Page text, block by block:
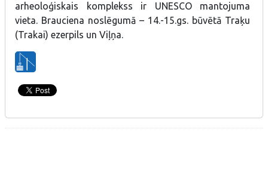
arheoloģiskais komplekss ir UNESCO mantojuma
vieta. Brauciena noslēgumā – 14.-15.gs. būvētā Traķu
(Trakai) ezerpils un Viļņa.